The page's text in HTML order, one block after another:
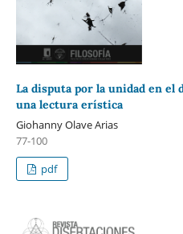
La disputa por la unidad en el
una lectura erística
Giohanny Olave Arias
77-100
pdf